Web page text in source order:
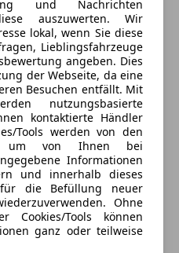
und Nachrichten
auszuwerten. Wir
lokal, wenn Sie diese
Lieblingsfahrzeuge
angeben. Dies
der Webseite, da eine
Besuchen entfällt. Mit
nutzungsbasierte
kontaktierte Händler
Tools werden von den
um von Ihnen bei
Informationen
und innerhalb dieses
die Befüllung neuer
Ohne
Cookies/Tools können
ganz oder teilweise